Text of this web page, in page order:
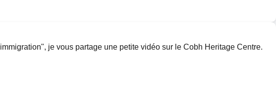
je vous partage une petite vidéo sur le Cobh Heritage Centre.